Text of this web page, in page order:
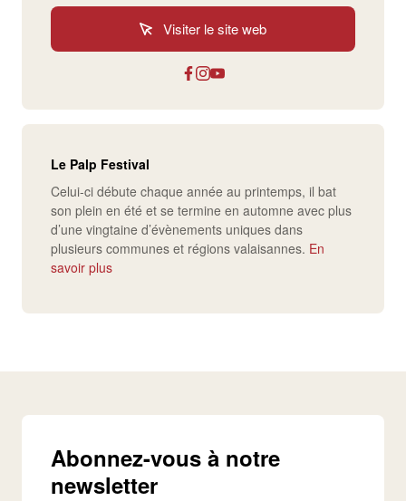
Visiter le site web
Le Palp Festival
Celui-ci débute chaque année au printemps, il bat
son plein en été et se termine en automne avec plus
d’une vingtaine d’évènements uniques dans
plusieurs communes et régions valaisannes. En
savoir plus
Abonnez-vous à notre
newsletter